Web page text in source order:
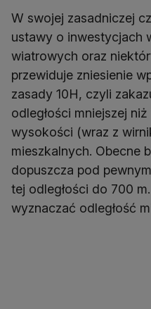
W swojej zasadniczej
ustawy o inwestycjach
wiatrowych oraz
przewiduje zniesienie
zasady 10H, czyli
odległości mniejszej
wysokości (wraz z
mieszkalnych. Obecne
dopuszcza pod
tej odległości do 700
wyznaczać odległość